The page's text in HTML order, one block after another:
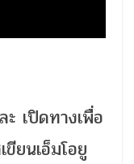
ะ เปิดทางเพื่อ
ยนเอ็มโอยู